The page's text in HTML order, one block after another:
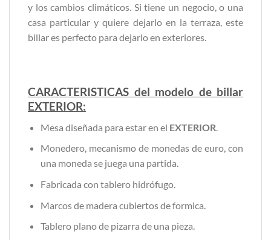
y los cambios climáticos. Si tiene un negocio, o una
casa particular y quiere dejarlo en la terraza, este
billar es perfecto para dejarlo en exteriores.
CARACTERISTICAS del modelo de billar
EXTERIOR:
Mesa diseñada para estar en el EXTERIOR.
Monedero, mecanismo de monedas de euro, con
una moneda se juega una partida.
Fabricada con tablero hidrófugo.
Marcos de madera cubiertos de formica.
Tablero plano de pizarra de una pieza.